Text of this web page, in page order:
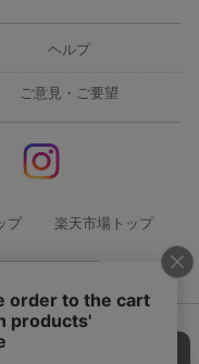
ヘルプ
ご意見・ご要望
プ 楽天市場トップ
戻る